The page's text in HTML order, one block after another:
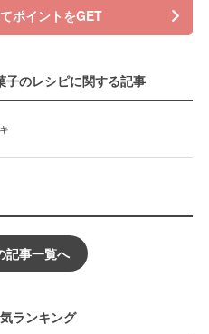
ポイントをGET
のレシピに関する記事
記事一覧へ
ランキング